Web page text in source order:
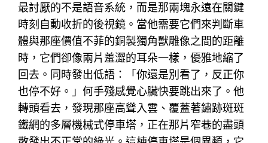
最討厭的不是語音系統，而是那兩塊永遠在關鍵
時刻自動收折的後視鏡。當他需要它們來判斷車
體與那座價值不菲的銅製獨角獸雕像之間的距離
時，它們卻像兩片羞澀的耳朵一樣，優雅地縮了
回去。同時發出低語：「你還是別看了，反正你
也停不好。」何手殘感覺心臟快要跳出來了。他
轉頭看去，發現那座高聳入雲、覆蓋著鏽跡斑斑
鐵網的多層機械式停車塔，正在那片窄巷的盡頭